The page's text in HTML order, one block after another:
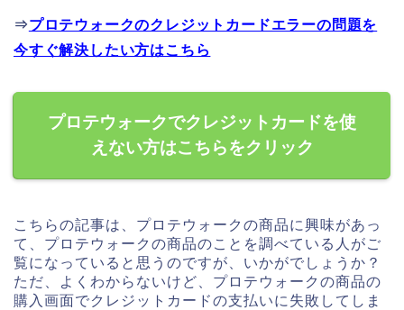
⇒プロテウォークのクレジットカードエラーの問題を
今すぐ解決したい方はこちら
プロテウォークでクレジットカードを使
えない方はこちらをクリック
こちらの記事は、プロテウォークの商品に興味があっ
て、プロテウォークの商品のことを調べている人がご
覧になっていると思うのですが、いかがでしょうか？
ただ、よくわからないけど、プロテウォークの商品の
購入画面でクレジットカードの支払いに失敗してしま